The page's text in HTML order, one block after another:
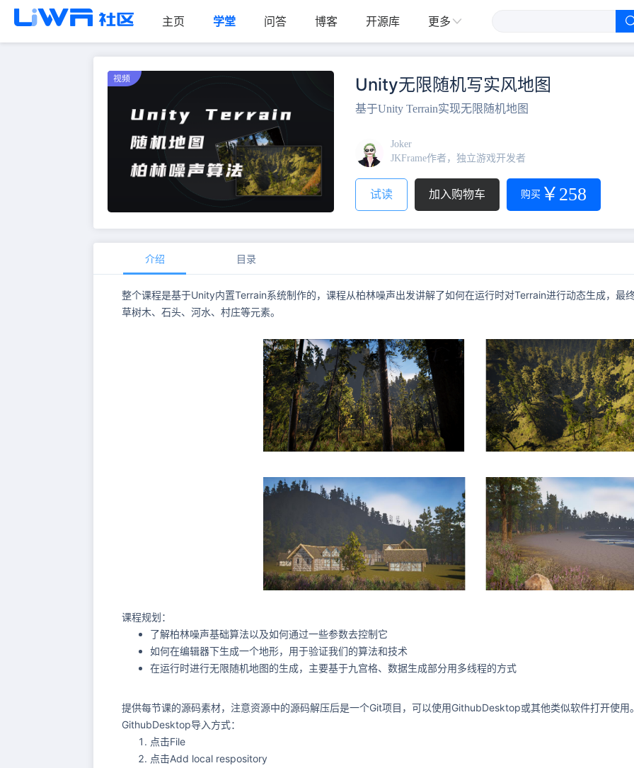
主页 学堂 问答 博客 开源库 更多
Unity无限随机写实风地图
基于Unity Terrain实现无限随机地图
Joker
JKFrame作者，独立游戏开发者
试读 加入购物车 购买 ￥258
介绍 目录
整个课程是基于Unity内置Terrain系统制作的，课程从柏林噪声出发讲解了如何在运行时对Terrain进行动态生成，最
草树木、石头、河水、村庄等元素。
课程规划：
了解柏林噪声基础算法以及如何通过一些参数去控制它
如何在编辑器下生成一个地形，用于验证我们的算法和技术
在运行时进行无限随机地图的生成，主要基于九宫格、数据生成部分用多线程的方式
提供每节课的源码素材，注意资源中的源码解压后是一个Git项目，可以使用GithubDesktop或其他类似软件打开使用
GithubDesktop导入方式：
点击File
点击Add local respository